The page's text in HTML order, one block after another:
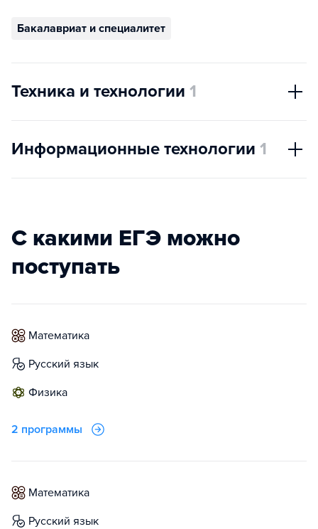
Бакалавриат и специалитет
Техника и технологии 1
Информационные технологии 1
С какими ЕГЭ можно
поступать
математика
русский язык
физика
2 программы
математика
русский язык